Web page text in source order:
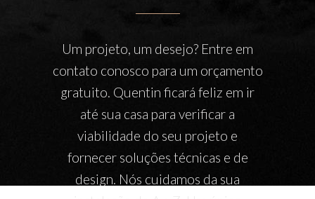
Um projeto, um desejo? Entre em
contato conosco para um orçamento
gratuito. Quentin ficará feliz em ir
até sua casa para verificar a
viabilidade do seu projeto e
fornecer soluções técnicas e de
design. Nós cuidamos da sua